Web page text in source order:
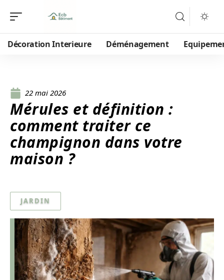
Décoration Interieure Déménagement
22 mai 2026
Mérules et définition :
comment traiter ce
champignon dans votre
maison ?
JARDIN